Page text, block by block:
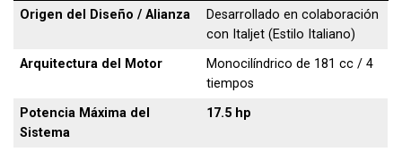
Origen del Diseño / Alianza
Desarrollado en colaboración
con Italjet (Estilo Italiano)
Arquitectura del Motor
Monocilíndrico de 181 cc / 4
tiempos
Potencia Máxima del
Sistema
17.5 hp